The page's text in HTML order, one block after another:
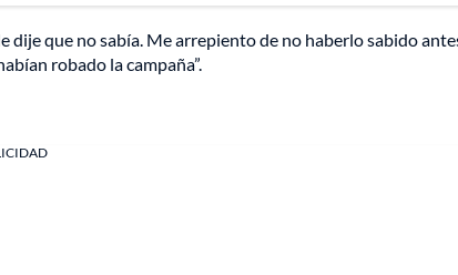
dije que no sabía. Me arrepiento de no haberlo sabido
robado la campaña”.